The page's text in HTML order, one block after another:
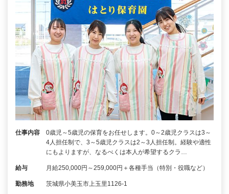
仕事内容
0歳児～5歳児の保育をお任せします。0～2歳児クラスは3～
4人担任制で、3～5歳児クラスは2～3人担任制。経験や適性
にもよりますが、なるべくは本人が希望するクラ…
給与 月給250,000円～259,000円＋各種手当（特別・役職など）
勤務地 茨城県小美玉市上玉里1126-1